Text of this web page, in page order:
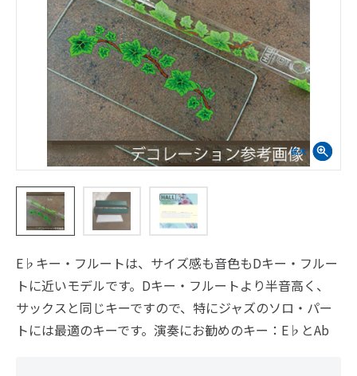
E♭キー・フルートは、サイズ感も音色もDキー・フルー
トに近いモデルです。Dキー・フルートより半音高く、
サックスと同じキーですので、特にジャズのソロ・パー
トには最適のキーです。演奏にお勧めのキー：E♭とAb